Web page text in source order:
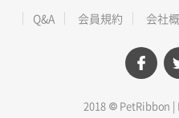
Q&A 会員規約 会社
2018 © PetRibbon |